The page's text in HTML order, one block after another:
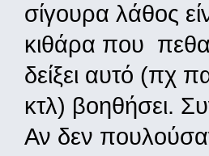
σίγουρα λάθος
κιθάρα που
δείξει αυτό (πχ
κτλ) βοηθήσει.
Αν δεν